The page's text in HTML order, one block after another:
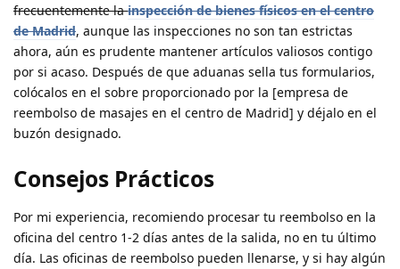
frecuentemente lainspección de bienes físicos en el centro
de Madrid, aunque las inspecciones no son tan estrictas
ahora, aún es prudente mantener artículos valiosos contigo
por si acaso. Después de que aduanas sella tus formularios,
colócalos en el sobre proporcionado por la [empresa de
reembolso de masajes en el centro de Madrid] y déjalo en el
buzón designado.
Consejos Prácticos
Por mi experiencia, recomiendo procesar tu reembolso en la
oficina del centro 1-2 días antes de la salida, no en tu último
día. Las oficinas de reembolso pueden llenarse, y si hay algún